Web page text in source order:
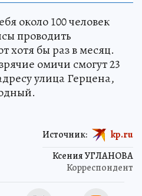
около 100 человек
проводить
хотя бы раз в месяц.
омичи смогут 23
улица Герцена,
Ксения УГЛАНОВА
Корреспондент
Источник: kp.ru